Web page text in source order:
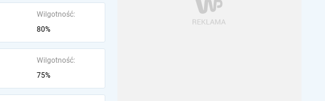
Wilgotność:
80%
Wilgotność:
75%